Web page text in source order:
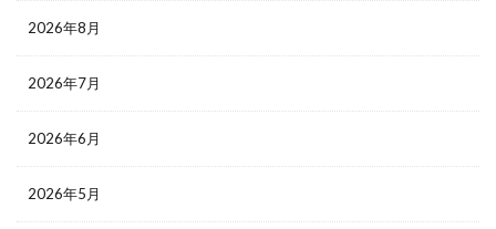
2026年8月
2026年7月
2026年6月
2026年5月